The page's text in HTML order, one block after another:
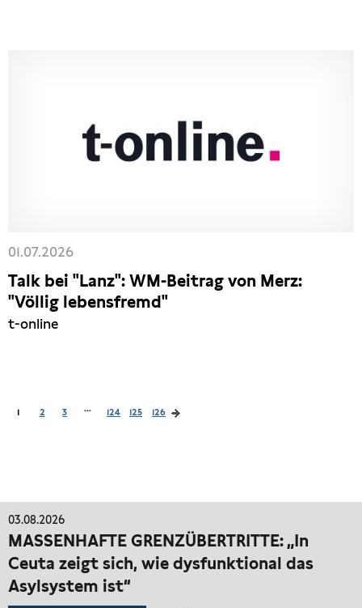
01.07.2026
Talk bei "Lanz": WM-Beitrag von Merz:
"Völlig lebensfremd"
t-online
1 2 3 ... 124 125 126
03.08.2026
MASSENHAFTE GRENZÜBERTRITTE: „In
Ceuta zeigt sich, wie dysfunktional das
Asylsystem ist“